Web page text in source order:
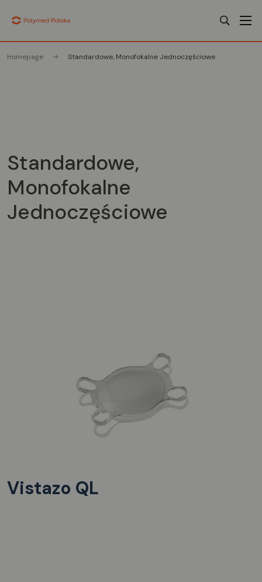
Homepage Standardowe, Monofokalne Jednoczęściowe
Standardowe,
Monofokalne
Jednoczęściowe
Vistazo QL